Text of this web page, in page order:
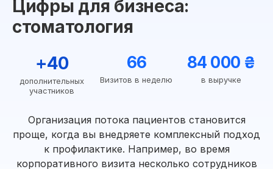
Цифры для бизнеса:
стоматология
+40
дополнительных
участников
66
Визитов в неделю
84 000 ₴
в выручке
Организация потока пациентов становится
проще, когда вы внедряете комплексный подход
к профилактике. Например, во время
корпоративного визита несколько сотрудников